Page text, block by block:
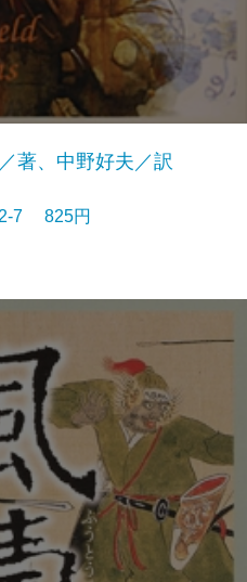
著、中野好夫／訳
7 825円